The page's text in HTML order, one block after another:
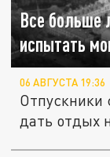
Все больше
испытать
06 АВГУСТА 19:36
Отпускники
дать отдых